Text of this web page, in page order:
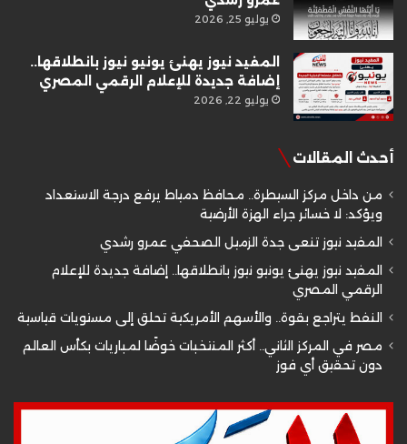
يوليو 25, 2026
المفيد نيوز يهنئ يونيو نيوز بانطلاقها..
إضافة جديدة للإعلام الرقمي المصري
يوليو 22, 2026
أحدث المقالات
من داخل مركز السيطرة.. محافظ دمياط يرفع درجة الاستعداد
ويؤكد: لا خسائر جراء الهزة الأرضية
المفيد نيوز تنعى جدة الزميل الصحفي عمرو رشدي
المفيد نيوز يهنئ يونيو نيوز بانطلاقها.. إضافة جديدة للإعلام
الرقمي المصري
النفط يتراجع بقوة.. والأسهم الأمريكية تحلق إلى مستويات قياسية
مصر في المركز الثاني.. أكثر المنتخبات خوضًا لمباريات بكأس العالم
دون تحقيق أي فوز